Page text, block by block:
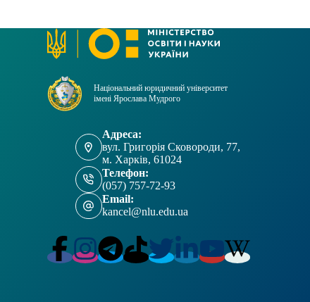
Національний юридичний університет
імені Ярослава Мудрого
Адреса:
вул. Григорія Сковороди, 77,
м. Харків, 61024
Телефон:
(057) 757-72-93
Email:
kancel@nlu.edu.ua